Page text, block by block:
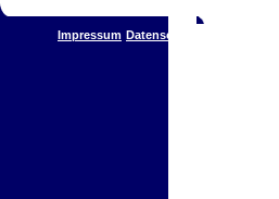
Impressum Datenschutz